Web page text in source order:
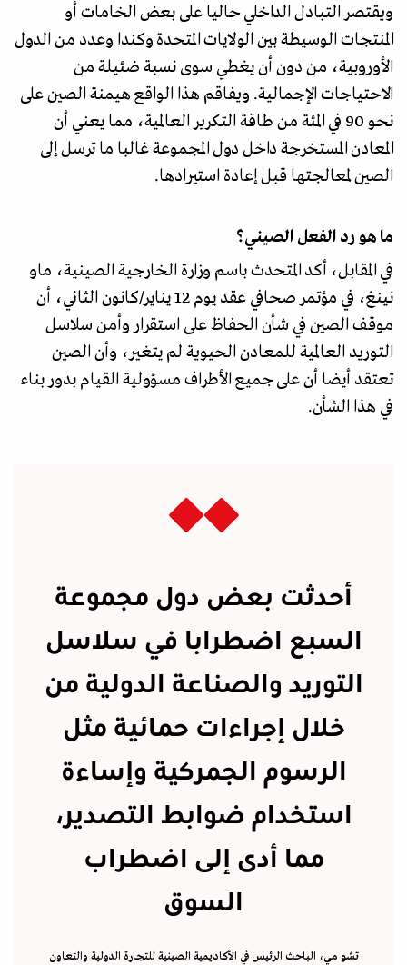
ويقتصر التبادل الداخلي حاليا على بعض الخامات أو
المنتجات الوسيطة بين الولايات المتحدة وكندا وعدد من الدول
الأوروبية، من دون أن يغطي سوى نسبة ضئيلة من
الاحتياجات الإجمالية. ويفاقم هذا الواقع هيمنة الصين على
نحو 90 في المئة من طاقة التكرير العالمية، مما يعني أن
المعادن المستخرجة داخل دول المجموعة غالبا ما ترسل إلى
الصين لمعالجتها قبل إعادة استيرادها.
ما هو رد الفعل الصيني؟
في المقابل، أكد المتحدث باسم وزارة الخارجية الصينية، ماو
نينغ، في مؤتمر صحافي عقد يوم 12 يناير/كانون الثاني، أن
موقف الصين في شأن الحفاظ على استقرار وأمن سلاسل
التوريد العالمية للمعادن الحيوية لم يتغير، وأن الصين
تعتقد أيضا أن على جميع الأطراف مسؤولية القيام بدور بناء
في هذا الشأن.
أحدثت بعض دول مجموعة
السبع اضطرابا في سلاسل
التوريد والصناعة الدولية من
خلال إجراءات حمائية مثل
الرسوم الجمركية وإساءة
استخدام ضوابط التصدير،
مما أدى إلى اضطراب
السوق
تشو مي، الباحث الرئيس في الأكاديمية الصينية للتجارة الدولية والتعاون